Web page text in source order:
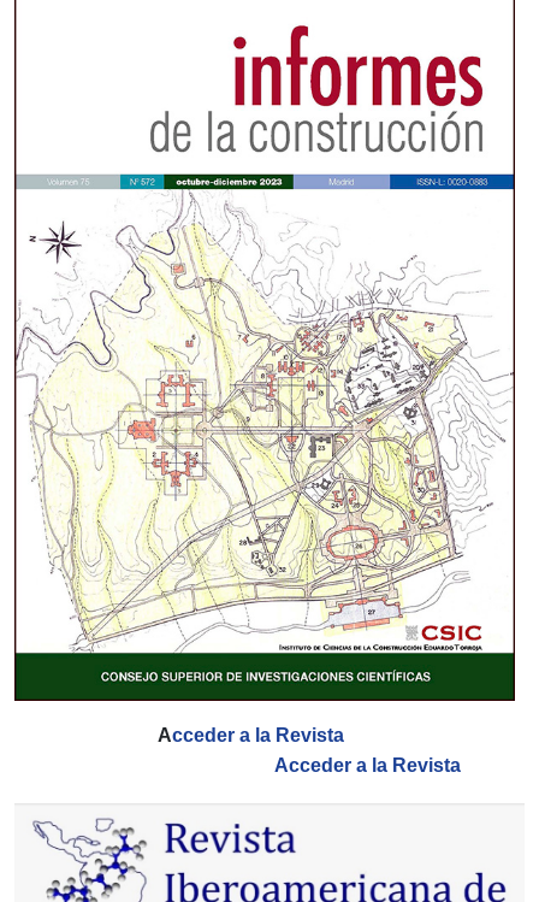
Acceder a la Revista
Acceder a la Revista